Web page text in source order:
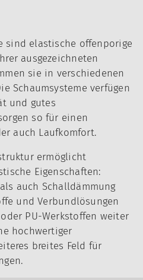
sind elastische offenporige
ausgezeichneten
sie in verschiedenen
Schaumsysteme verfügen
und gutes
so für einen
auch Laufkomfort.
ermöglicht
Eigenschaften:
auch Schalldämmung
und Verbundlösungen
PU-Werkstoffen weiter
hochwertiger
breites Feld für